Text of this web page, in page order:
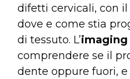
difetti cervicali, con
dove e come stia
di tessuto. L’imaging
comprendere se il
dente oppure fuori,